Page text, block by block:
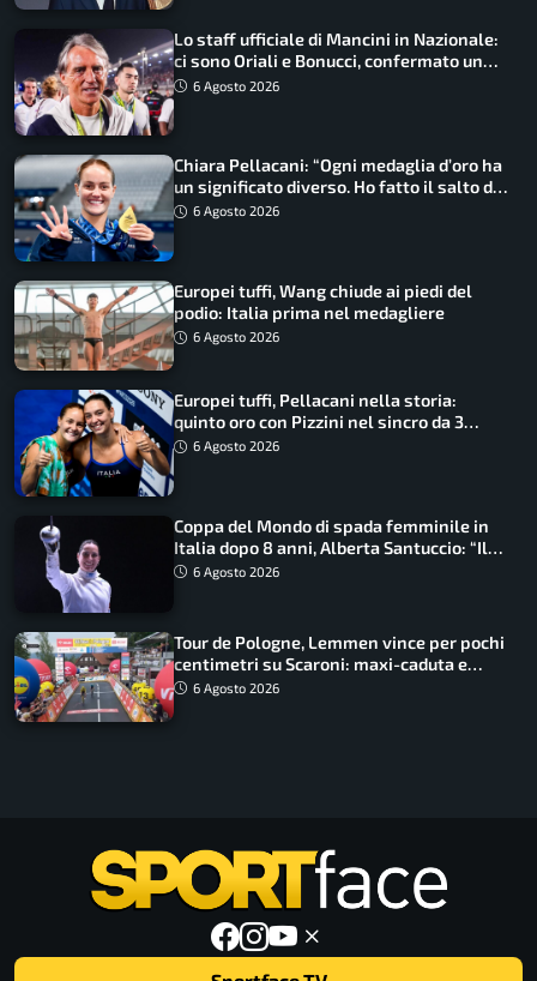
Lo staff ufficiale di Mancini in Nazionale:
ci sono Oriali e Bonucci, confermato un
ritorno
6 Agosto 2026
Chiara Pellacani: “Ogni medaglia d’oro ha
un significato diverso. Ho fatto il salto di
qualità”
6 Agosto 2026
Europei tuffi, Wang chiude ai piedi del
podio: Italia prima nel medagliere
6 Agosto 2026
Europei tuffi, Pellacani nella storia:
quinto oro con Pizzini nel sincro da 3
metri
6 Agosto 2026
Coppa del Mondo di spada femminile in
Italia dopo 8 anni, Alberta Santuccio: “Il
lavoro dà sempre i suoi frutti”
6 Agosto 2026
Tour de Pologne, Lemmen vince per pochi
centimetri su Scaroni: maxi-caduta e
tappa accorciata
6 Agosto 2026